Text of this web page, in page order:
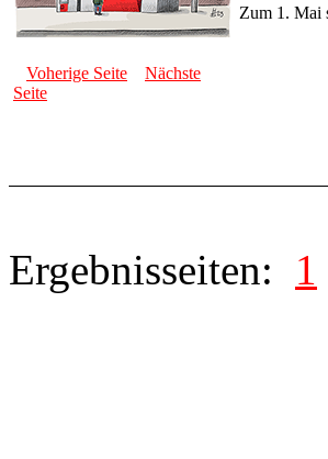
Zum 1. Mai
Voherige Seite
Nächste
Seite
Ergebnisseiten: 1